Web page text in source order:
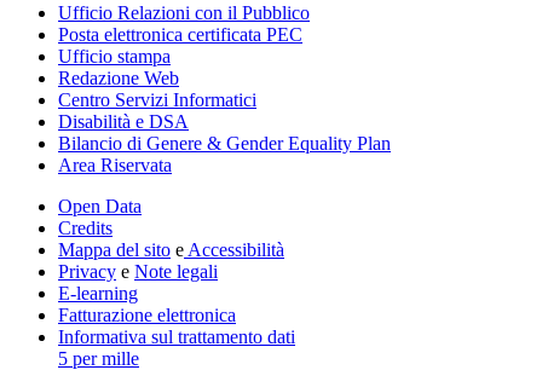
Ufficio Relazioni con il Pubblico
Posta elettronica certificata PEC
Ufficio stampa
Redazione Web
Centro Servizi Informatici
Disabilità e DSA
Bilancio di Genere & Gender Equality Plan
Area Riservata
Open Data
Credits
Mappa del sito e Accessibilità
Privacy e Note legali
E-learning
Fatturazione elettronica
Informativa sul trattamento dati
5 per mille